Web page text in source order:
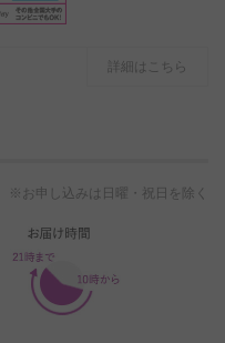
詳細はこちら
※お申し込みは日曜・祝日を除く